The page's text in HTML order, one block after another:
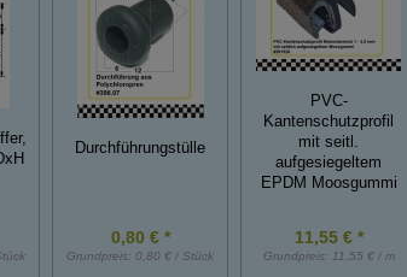
Durchführungstülle
0,80 € *
Grundpreis: 0,80 € / Stück
PVC-
Kantenschutzprofil
mit seitl.
aufgesiegeltem
EPDM Moosgummi
11,55 € *
Grundpreis: 11,55 € / m